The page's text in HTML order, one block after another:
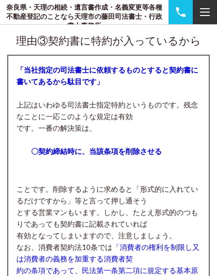
奈良県・天理の相続・遺言書作成・名義変更等各種
不動産登記のことなら天理市の藤田司法書士・行政
書士事務所
理由③契約書に特約が入っているから
「当社指定の司法書士に依頼するものとすると契約書に
書いてあるから駄目です」
上記はいわゆる司法書士指定特約というものです。残念
なことに一応このような規定は有効
です。一番の解決策は、
〇契約締結時に、当該条項を削除させる
ことです。削除するように求めると「形式的に入れてい
るだけですから」等と言って押し通そう
とする営業マンもいます。しかし、たとえ形式的のつも
りであっても契約書に記載されていれば
有効となってしまいますので、注意しましょう。
なお、消費者契約法10条では 「消費者の権利を制限し又
は消費者の義務を加重する消費者契
約の条項であって、民法第一条第二項に規定する基本原